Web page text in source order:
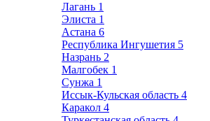
Лагань 1
Элиста 1
Астана 6
Республика Ингушетия 5
Назрань 2
Малгобек 1
Сунжа 1
Иссык-Кульская область 4
Каракол 4